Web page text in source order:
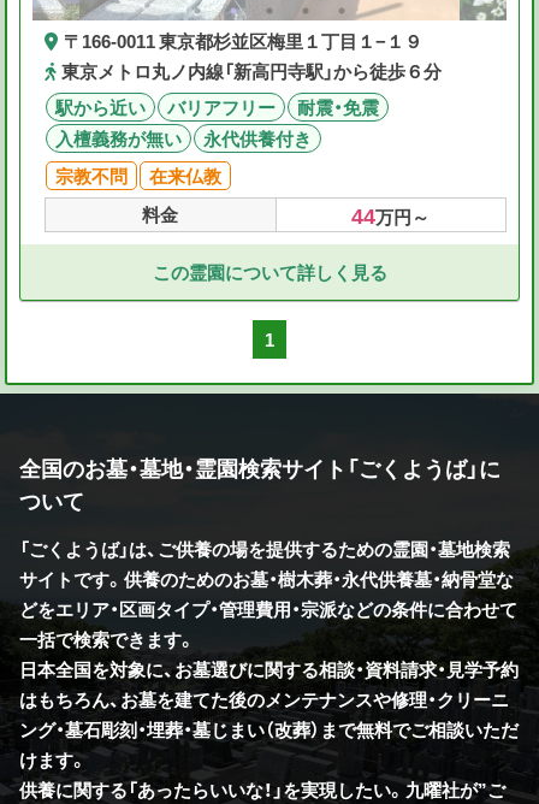
〒166-0011 東京都杉並区梅里１丁目１−１９
東京メトロ丸ノ内線「新高円寺駅」から徒歩６分
駅から近い
バリアフリー
耐震・免震
入檀義務が無い
永代供養付き
宗教不問
在来仏教
料金
44万円～
この霊園について詳しく見る
1
全国のお墓・墓地・霊園検索サイト「ごくようば」に
ついて
「ごくようば」は、ご供養の場を提供するための霊園・墓地検索
サイトです。供養のためのお墓・樹木葬・永代供養墓・納骨堂な
どをエリア・区画タイプ・管理費用・宗派などの条件に合わせて
一括で検索できます。
日本全国を対象に、お墓選びに関する相談・資料請求・見学予約
はもちろん、お墓を建てた後のメンテナンスや修理・クリーニ
ング・墓石彫刻・埋葬・墓じまい（改葬）まで無料でご相談いただ
けます。
供養に関する「あったらいいな！」を実現したい。九曜社が”ご